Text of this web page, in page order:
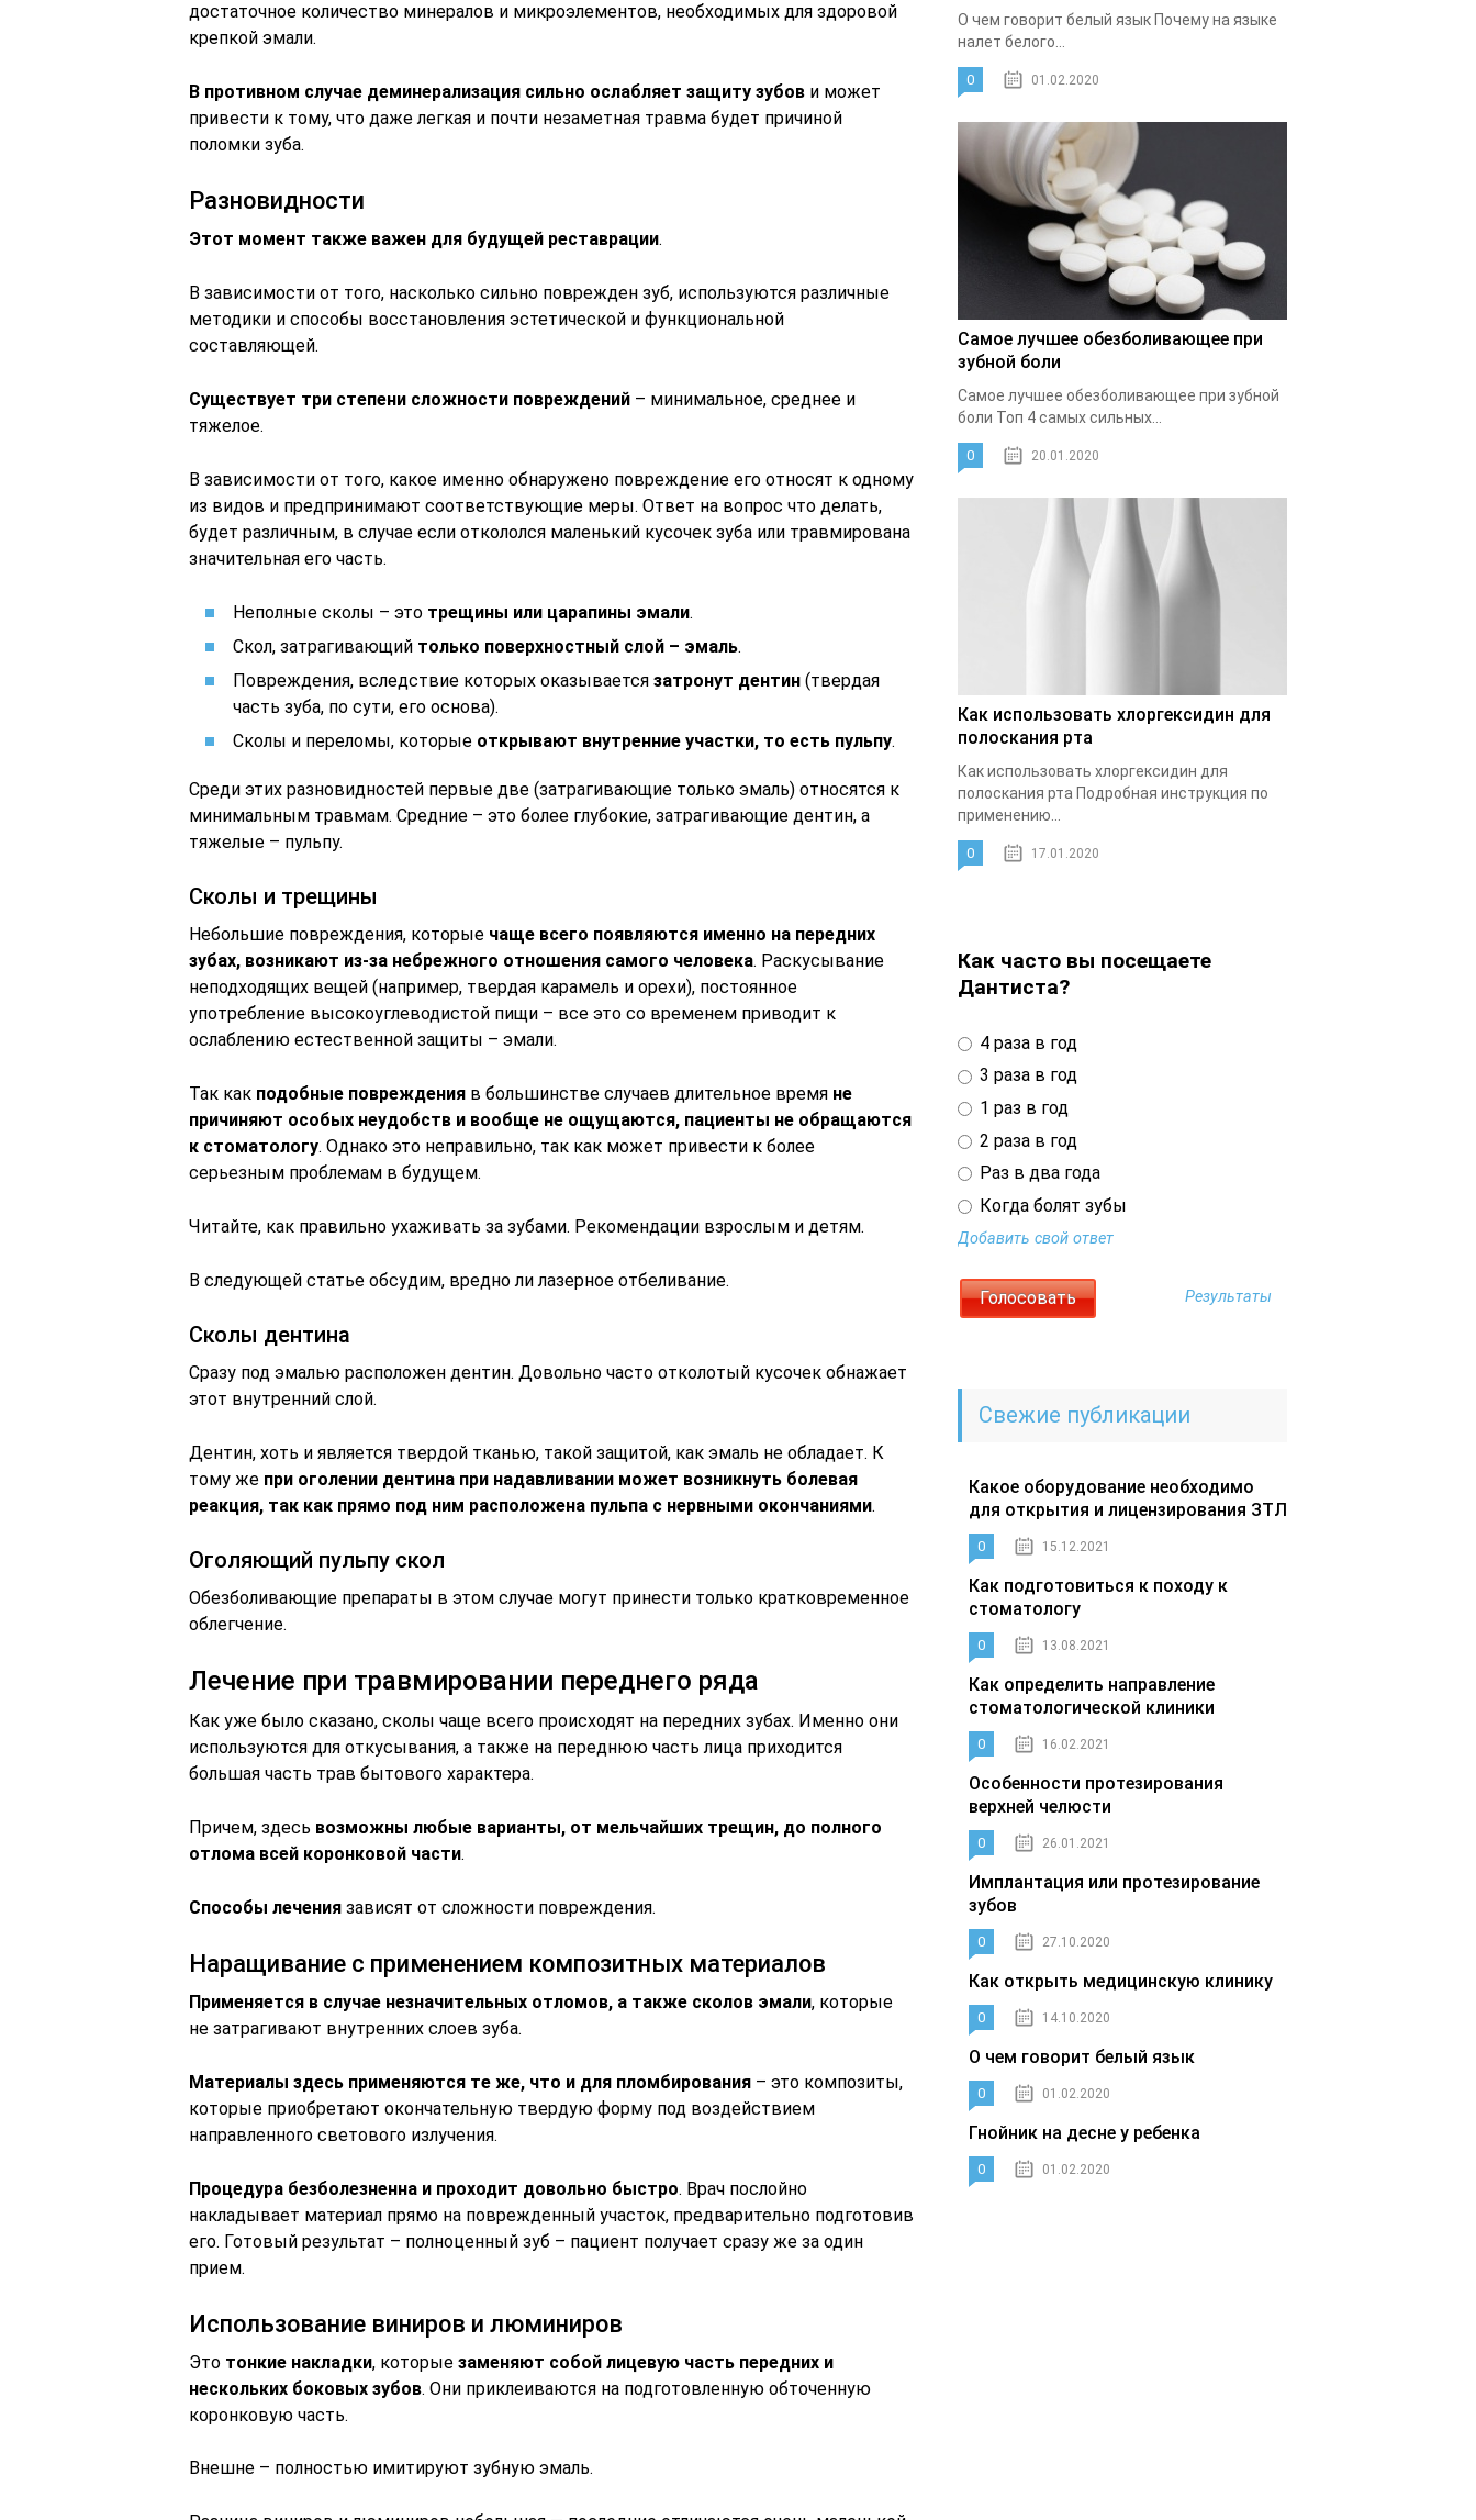
достаточное количество минералов и микроэлементов, необходимых для здоровой
крепкой эмали.
В противном случае деминерализация сильно ослабляет защиту зубов и может
привести к тому, что даже легкая и почти незаметная травма будет причиной
поломки зуба.
Разновидности
Этот момент также важен для будущей реставрации.
В зависимости от того, насколько сильно поврежден зуб, используются различные
методики и способы восстановления эстетической и функциональной
составляющей.
Существует три степени сложности повреждений – минимальное, среднее и
тяжелое.
В зависимости от того, какое именно обнаружено повреждение его относят к одному
из видов и предпринимают соответствующие меры. Ответ на вопрос что делать,
будет различным, в случае если откололся маленький кусочек зуба или травмирована
значительная его часть.
Неполные сколы – это трещины или царапины эмали.
Скол, затрагивающий только поверхностный слой – эмаль.
Повреждения, вследствие которых оказывается затронут дентин (твердая
часть зуба, по сути, его основа).
Сколы и переломы, которые открывают внутренние участки, то есть пульпу.
Среди этих разновидностей первые две (затрагивающие только эмаль) относятся к
минимальным травмам. Средние – это более глубокие, затрагивающие дентин, а
тяжелые – пульпу.
Сколы и трещины
Небольшие повреждения, которые чаще всего появляются именно на передних
зубах, возникают из-за небрежного отношения самого человека. Раскусывание
неподходящих вещей (например, твердая карамель и орехи), постоянное
употребление высокоуглеводистой пищи – все это со временем приводит к
ослаблению естественной защиты – эмали.
Так как подобные повреждения в большинстве случаев длительное время не
причиняют особых неудобств и вообще не ощущаются, пациенты не обращаются
к стоматологу. Однако это неправильно, так как может привести к более
серьезным проблемам в будущем.
Читайте, как правильно ухаживать за зубами. Рекомендации взрослым и детям.
В следующей статье обсудим, вредно ли лазерное отбеливание.
Сколы дентина
Сразу под эмалью расположен дентин. Довольно часто отколотый кусочек обнажает
этот внутренний слой.
Дентин, хоть и является твердой тканью, такой защитой, как эмаль не обладает. К
тому же при оголении дентина при надавливании может возникнуть болевая
реакция, так как прямо под ним расположена пульпа с нервными окончаниями.
Оголяющий пульпу скол
Обезболивающие препараты в этом случае могут принести только кратковременное
облегчение.
Лечение при травмировании переднего ряда
Как уже было сказано, сколы чаще всего происходят на передних зубах. Именно они
используются для откусывания, а также на переднюю часть лица приходится
большая часть трав бытового характера.
Причем, здесь возможны любые варианты, от мельчайших трещин, до полного
отлома всей коронковой части.
Способы лечения зависят от сложности повреждения.
Наращивание с применением композитных материалов
Применяется в случае незначительных отломов, а также сколов эмали, которые
не затрагивают внутренних слоев зуба.
Материалы здесь применяются те же, что и для пломбирования – это композиты,
которые приобретают окончательную твердую форму под воздействием
направленного светового излучения.
Процедура безболезненна и проходит довольно быстро. Врач послойно
накладывает материал прямо на поврежденный участок, предварительно подготовив
его. Готовый результат – полноценный зуб – пациент получает сразу же за один
прием.
Использование виниров и люминиров
Это тонкие накладки, которые заменяют собой лицевую часть передних и
нескольких боковых зубов. Они приклеиваются на подготовленную обточенную
коронковую часть.
Внешне – полностью имитируют зубную эмаль.
О чем говорит белый язык Почему на языке
налет белого...
0 01.02.2020
Самое лучшее обезболивающее при
зубной боли
Самое лучшее обезболивающее при зубной
боли Топ 4 самых сильных...
0 20.01.2020
Как использовать хлоргексидин для
полоскания рта
Как использовать хлоргексидин для
полоскания рта Подробная инструкция по
применению...
0 17.01.2020
Как часто вы посещаете
Дантиста?
4 раза в год
3 раза в год
1 раз в год
2 раза в год
Раз в два года
Когда болят зубы
Добавить свой ответ
Результаты
Свежие публикации
Какое оборудование необходимо
для открытия и лицензирования ЗТЛ
0 15.12.2021
Как подготовиться к походу к
стоматологу
0 13.08.2021
Как определить направление
стоматологической клиники
0 16.02.2021
Особенности протезирования
верхней челюсти
0 26.01.2021
Имплантация или протезирование
зубов
0 27.10.2020
Как открыть медицинскую клинику
0 14.10.2020
О чем говорит белый язык
0 01.02.2020
Гнойник на десне у ребенка
0 01.02.2020